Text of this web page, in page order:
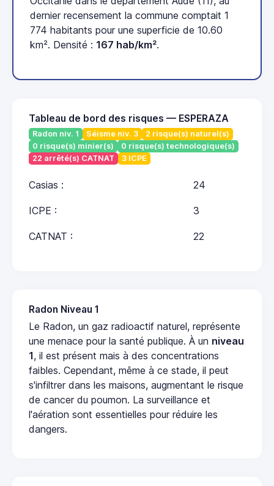
dernier recensement la commune comptait 1
774 habitants pour une superficie de 10.60
km². Densité : 167 hab/km².
Tableau de bord des risques — ESPERAZA
Radon niv. 1 Séisme niv. 3
2 risque(s) naturel(s)
0 risque(s) minier(s)
0 risque(s) technologique(s)
22 arrêté(s) CATNAT
3 ICPE
Casias : 24
ICPE : 3
CATNAT : 22
Radon Niveau 1
Le Radon, un gaz radioactif naturel, représente
une menace pour la santé publique. À un niveau
1, il est présent mais à des concentrations
faibles. Cependant, même à ce stade, il peut
s'infiltrer dans les maisons, augmentant le risque
de cancer du poumon. La surveillance et
l'aération sont essentielles pour réduire les
dangers.